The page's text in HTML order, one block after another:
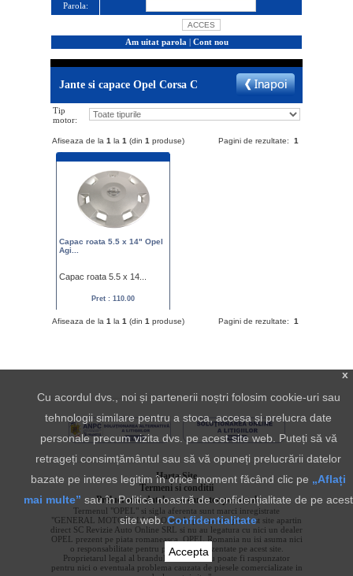
Parola:
Am uitat parola | Cont nou
Jante si capace Opel Corsa C
Tip
motor:
Afiseaza de la 1 la 1 (din 1 produse) Pagini de rezultate: 1
Capac roata 5.5 x 14" Opel
Agi...
Capac roata 5.5 x 14...
Pret : 110.00
Afiseaza de la 1 la 1 (din 1 produse) Pagini de rezultate: 1
Harta Site
Termeni si conditii
Prelucrarea datelor cu caracter personal
Termenul "OPEL" si sigla aferenta sunt marci inregistrate
"GENERAL MOTORS LLC". Ofertele prezentate pe acest site apartin
direct SC Revizie Auto Online SRL si nu au legatura cu nici un dealer
OPEL prezent pe piata romaneasca. OPEL Romania nu isi asuma nici
o responsabilitate pentru produsele prezentate pe acest site.
Proprietarul legal al brandului "OPEL" nu poate fi raspunzator
pentru nici o eventuala problema cauzata de piesele comercializate in
x
Cu acordul dvs., noi și partenerii noștri folosim cookie-uri sau
tehnologii similare pentru a stoca, accesa și prelucra date
personale precum vizita dvs. pe acest site web. Puteți să vă
retrageți consimțământul sau să vă opuneți prelucrării datelor
bazate pe interes legitim în orice moment făcând clic pe „Aflați
mai multe” sau în Politica noastră de confidențialitate de pe acest
site web.Confidentialitate
Accepta